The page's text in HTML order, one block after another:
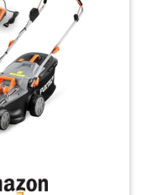
une puissance maximale,
pertes d'énergie et prolonge
de vie, afin que vous puissiez
et rapidement. 【Deux
de charge LED】Le taille-
est livré avec deux batteries de
une autonomie totale allant
pour effectuer des travaux
chargeur fourni, elles sont
à nouveau. L'écran LCD
interrupteur, pour une